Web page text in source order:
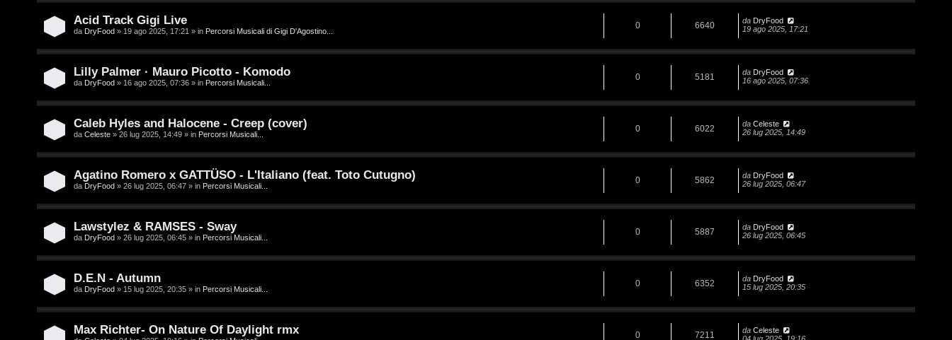
Acid Track Gigi Live
da DryFood » 19 ago 2025, 17:21 » in Percorsi Musicali di Gigi D'Agostino...
0 6640 da DryFood
19 ago 2025, 17:21
Lilly Palmer · Mauro Picotto - Komodo
da DryFood » 16 ago 2025, 07:36 » in Percorsi Musicali...
0 5181 da DryFood
16 ago 2025, 07:36
Caleb Hyles and Halocene - Creep (cover)
da Celeste » 26 lug 2025, 14:49 » in Percorsi Musicali...
0 6022 da Celeste
26 lug 2025, 14:49
Agatino Romero x GATTÜSO - L'Italiano (feat. Toto Cutugno)
da DryFood » 26 lug 2025, 06:47 » in Percorsi Musicali...
0 5862 da DryFood
26 lug 2025, 06:47
Lawstylez & RAMSES - Sway
da DryFood » 26 lug 2025, 06:45 » in Percorsi Musicali...
0 5887 da DryFood
26 lug 2025, 06:45
D.E.N - Autumn
da DryFood » 15 lug 2025, 20:35 » in Percorsi Musicali...
0 6352 da DryFood
15 lug 2025, 20:35
Max Richter- On Nature Of Daylight rmx 0 7211 da Celeste